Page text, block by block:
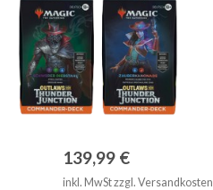
139,99 €
inkl. MwSt zzgl. Versandkosten